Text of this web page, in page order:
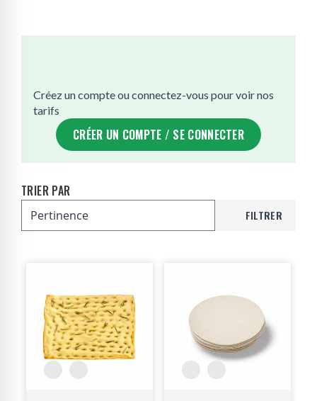
Créez un compte ou connectez-vous pour voir nos
tarifs
CRÉER UN COMPTE / SE CONNECTER
TRIER PAR
FILTRER